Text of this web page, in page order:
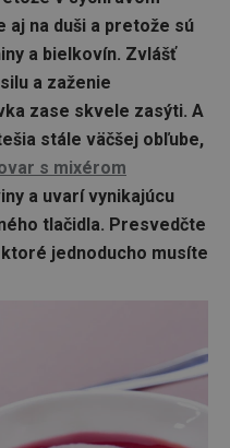
aj na duši a pretože sú
a bielkovín. Zvlášť
a zaženie
zase skvele zasýti. A
stále väčšej obľube,
s mixérom
a uvarí vynikajúcu
tlačidla. Presvedčte
jednoducho musíte